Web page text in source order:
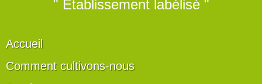
" Établissement labélisé "
Accueil
Comment cultivons-nous